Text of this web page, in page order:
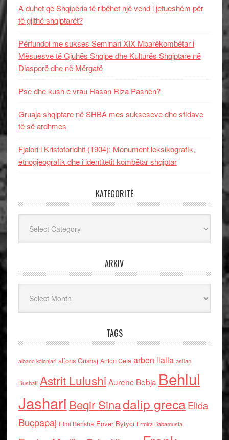
A duhet që Shqipëria të ribëhet një vend i jetueshëm për
të gjithë shqiptarët?
Përfundoi me sukses Seminari XIX Mbarëkombëtar i
Mësuesve të Gjuhës Shqipe dhe Kulturës Shqiptare në
Diasporë dhe në Mërgatë
Pse dhe kush e vrau Hasan Riza Pashën?
Gruaja shqiptare në SHBA mes sukseseve dhe sfidave
të së ardhmes
Fjalori i Kristoforidhit (1904): Monument leksikografik,
etnogjeografik dhe i identitetit kombëtar shqiptar
KATEGORITË
ARKIV
TAGS
albano kolonjari alfons Grishaj Anton Cefa arben llalla asllan
Bushati Astrit Lulushi Aurenc Bebja Behlul
Jashari Beqir Sinadalip grecaElida
Buçpapaj Elmi Berisha Enver Bytyci Ermira Babamusta